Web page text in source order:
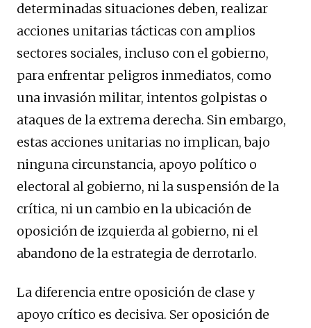
determinadas situaciones deben, realizar
acciones unitarias tácticas con amplios
sectores sociales, incluso con el gobierno,
para enfrentar peligros inmediatos, como
una invasión militar, intentos golpistas o
ataques de la extrema derecha. Sin embargo,
estas acciones unitarias no implican, bajo
ninguna circunstancia, apoyo político o
electoral al gobierno, ni la suspensión de la
crítica, ni un cambio en la ubicación de
oposición de izquierda al gobierno, ni el
abandono de la estrategia de derrotarlo.
La diferencia entre oposición de clase y
apoyo crítico es decisiva. Ser oposición de